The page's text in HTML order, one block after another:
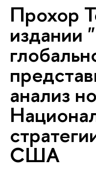
Прохор
издании
анализ
США